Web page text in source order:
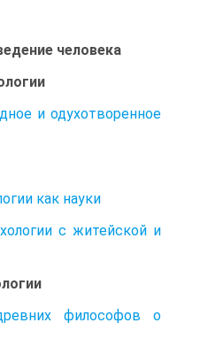
человека
и одухотворенное
как науки
с житейской и
философов о